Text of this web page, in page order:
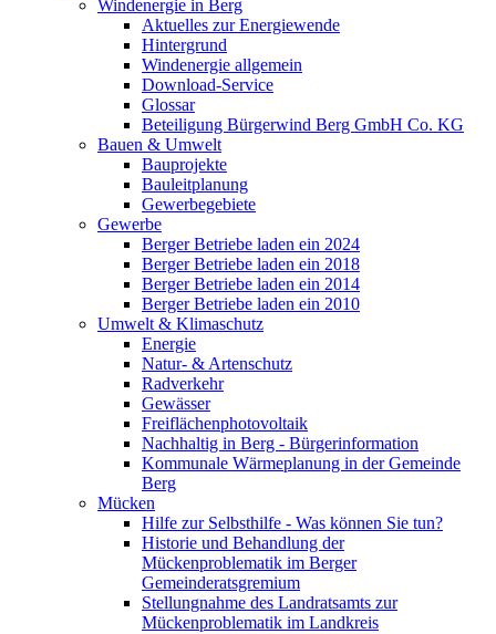
Windenergie in Berg
Aktuelles zur Energiewende
Hintergrund
Windenergie allgemein
Download-Service
Glossar
Beteiligung Bürgerwind Berg GmbH Co. KG
Bauen & Umwelt
Bauprojekte
Bauleitplanung
Gewerbegebiete
Gewerbe
Berger Betriebe laden ein 2024
Berger Betriebe laden ein 2018
Berger Betriebe laden ein 2014
Berger Betriebe laden ein 2010
Umwelt & Klimaschutz
Energie
Natur- & Artenschutz
Radverkehr
Gewässer
Freiflächenphotovoltaik
Nachhaltig in Berg - Bürgerinformation
Kommunale Wärmeplanung in der Gemeinde
Berg
Mücken
Hilfe zur Selbsthilfe - Was können Sie tun?
Historie und Behandlung der
Mückenproblematik im Berger
Gemeinderatsgremium
Stellungnahme des Landratsamts zur
Mückenproblematik im Landkreis